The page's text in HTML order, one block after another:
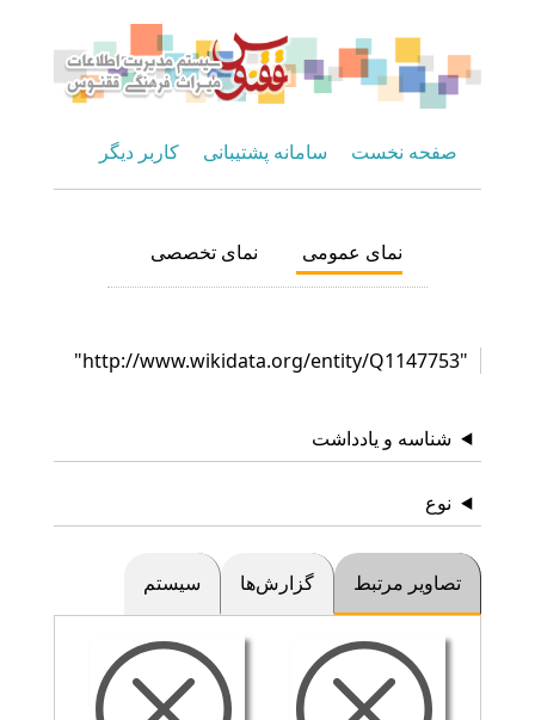
صفحه نخست سامانه پشتیبانی کاربر دیگر
نمای عمومی نمای تخصصی
"http://www.wikidata.org/entity/Q1147753"
شناسه و یادداشت
نوع
تصاویر مرتبط گزارش‌ها سیستم